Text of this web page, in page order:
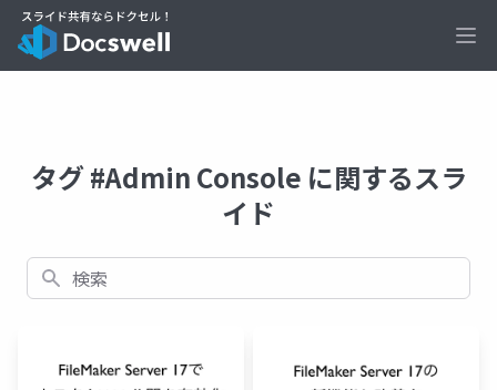
タグ #Admin Console に関するスラ
イド
検索